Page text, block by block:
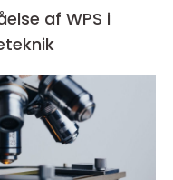
af WPS i